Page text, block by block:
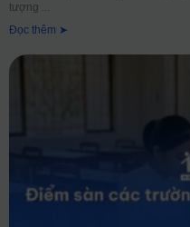
tượng
Đọc thêm ➤